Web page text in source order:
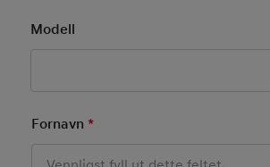
Basic User Info
Modell
Fornavn *Mandatory Field